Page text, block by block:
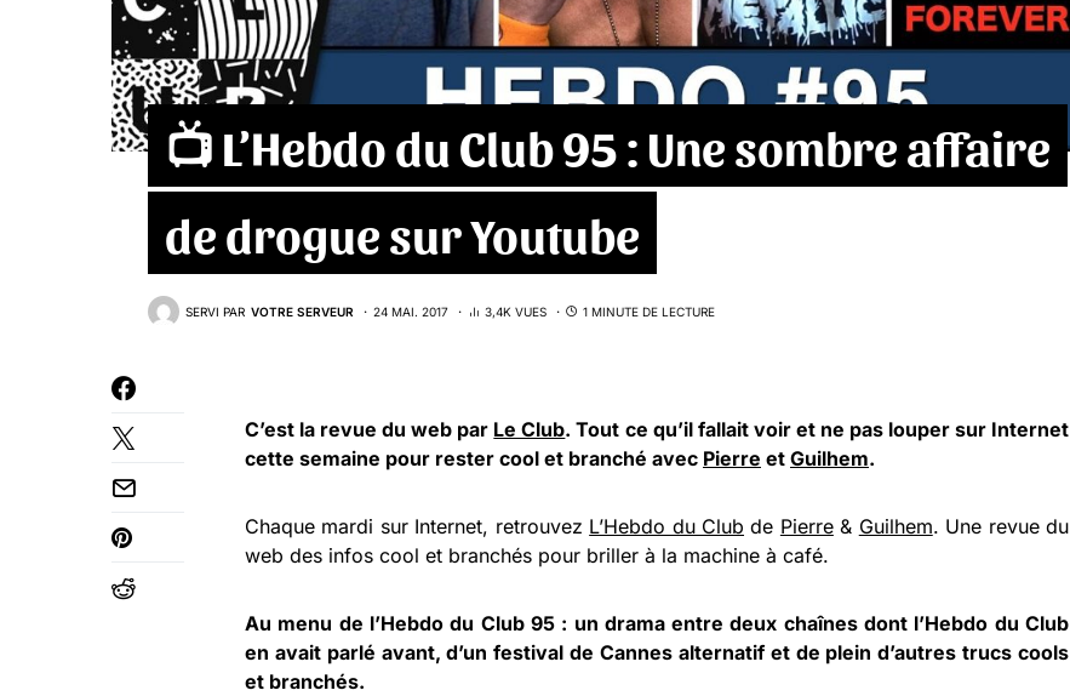
📺 L’Hebdo du Club 95 : Une sombre affaire
de drogue sur Youtube
SERVI PAR VOTRE SERVEUR 24 MAI. 2017 3,4K VUES 1 MINUTE DE LECTURE
C’est la revue du web par Le Club. Tout ce qu’il fallait voir et ne pas louper sur Internet
cette semaine pour rester cool et branché avec Pierre et Guilhem.
Chaque mardi sur Internet, retrouvez L’Hebdo du Club de Pierre& Guilhem. Une revue du
web des infos cool et branchés pour briller à la machine à café.
Au menu de l’Hebdo du Club 95 : un drama entre deux chaînes dont l’Hebdo du Club
en avait parlé avant, d’un festival de Cannes alternatif et de plein d’autres trucs cools
et branchés.